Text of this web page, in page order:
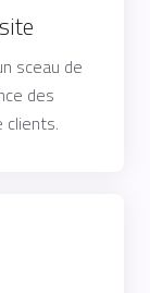
sceau de
des